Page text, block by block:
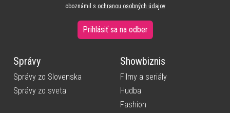
oboznámil s ochranou osobných údajov
Prihlásiť sa na odber
Správy
Správy zo Slovenska
Správy zo sveta
Showbiznis
Filmy a seriály
Hudba
Fashion